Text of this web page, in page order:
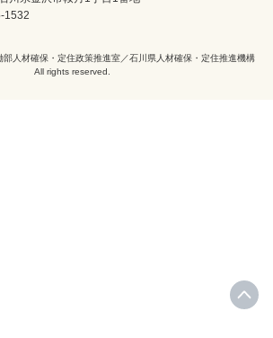
1532
人材確保・定住政策推進室／石川県人材確保・定住推進機構
All rights reserved.